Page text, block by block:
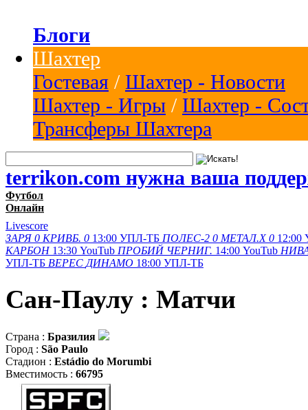
Блоги
Шахтер
Гостевая / Шахтер - Новости
Шахтер - Игры / Шахтер -
Трансферы Шахтера
terrikon.com нужна ваша
Футбол
Онлайн
Livescore
ЗАРЯ 0 КРИВБ. 0 13:00 УПЛ-ТБ ПОЛЕС-2 0 МЕТАЛ.Х 0 12:00
КАРБОН 13:30 YouTub ПРОБИЙ ЧЕРНИГ. 14:00 YouTub
УПЛ-ТБ ВЕРЕС ДИНАМО 18:00 УПЛ-ТБ
Сан-Паулу : Матчи
Страна : Бразилия
Город : São Paulo
Стадион : Estádio do Morumbi
Вместимость : 66795